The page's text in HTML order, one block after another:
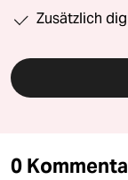
Zusätzlich
0